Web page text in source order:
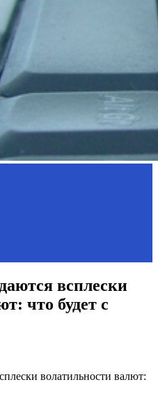
всплески
что будет с